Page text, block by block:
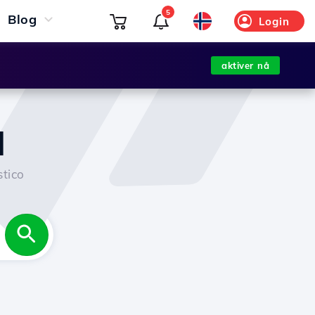
Blog Login
5
aktiver nå